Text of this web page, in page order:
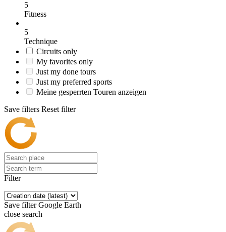
5
Fitness
5
Technique
Circuits only
My favorites only
Just my done tours
Just my preferred sports
Meine gesperrten Touren anzeigen
Save filters Reset filter
Filter
Save filter Google Earth
close search